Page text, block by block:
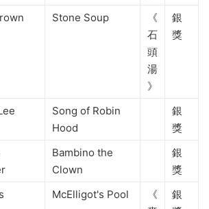
Stone Soup
《
石
頭
湯
》
銀
獎
Song of Robin
Hood
銀
獎
Bambino the
Clown
銀
獎
McElligot's Pool
《
銀